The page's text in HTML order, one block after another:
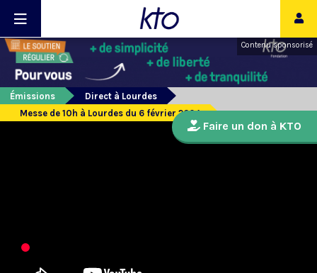
Contenu sponsorisé
Émissions
Direct à Lourdes
Messe de 10h à Lourdes du 6 février 2024
Faire un don à KTO